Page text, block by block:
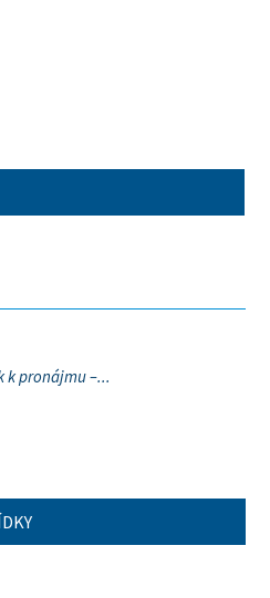
k pronájmu –...